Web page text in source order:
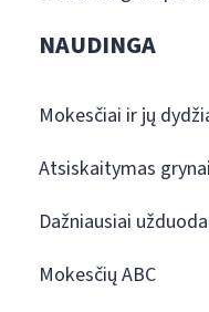
NAUDINGA
Mokesčiai ir jų
Atsiskaitymas
Dažniausiai
Mokesčių ABC